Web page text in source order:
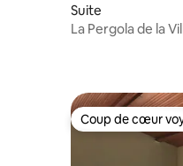
Suite
La Pergola de la
Coup de cœur
Coup de cœur